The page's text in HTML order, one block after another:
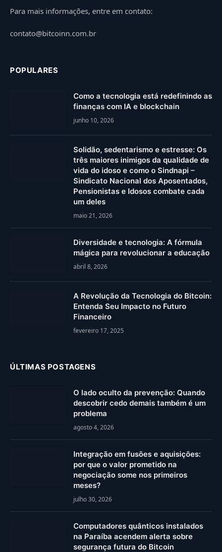
Para mais informações, entre em contato:
contato@bitcoinn.com.br
POPULARES
Como a tecnologia está redefinindo as
finanças com IA e blockchain
junho 10, 2026
Solidão, sedentarismo e estresse: Os
três maiores inimigos da qualidade de
vida do idoso e como o Sindnapi –
Sindicato Nacional dos Aposentados,
Pensionistas e Idosos combate cada
um deles
maio 21, 2026
Diversidade e tecnologia: A fórmula
mágica para revolucionar a educação
abril 8, 2026
A Revolução da Tecnologia do Bitcoin:
Entenda Seu Impacto no Futuro
Financeiro
fevereiro 17, 2025
ÚLTIMAS POSTAGENS
O lado oculto da prevenção: Quando
descobrir cedo demais também é um
problema
agosto 4, 2026
Integração em fusões e aquisições:
por que o valor prometido na
negociação some nos primeiros
meses?
julho 30, 2026
Computadores quânticos instalados
na Paraíba acendem alerta sobre
segurança futura do Bitcoin